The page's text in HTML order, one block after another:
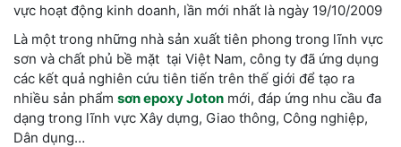
vực hoạt động kinh doanh, lần mới nhất là ngày 19/10/2009
Là một trong những nhà sản xuất tiên phong trong lĩnh vực
sơn và chất phủ bề mặt tại Việt Nam, công ty đã ứng dụng
các kết quả nghiên cứu tiên tiến trên thế giới để tạo ra
nhiều sản phẩm sơn epoxy Joton mới, đáp ứng nhu cầu đa
dạng trong lĩnh vực Xây dựng, Giao thông, Công nghiệp,
Dân dụng…